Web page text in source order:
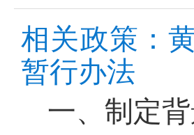
相关政策：
暂行办法
一、制定